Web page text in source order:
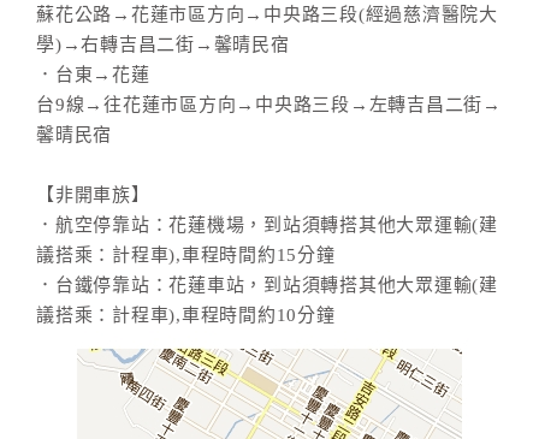
蘇花公路→花蓮市區方向→中央路三段(經過慈濟醫院大
學)→右轉吉昌二街→馨晴民宿
．台東→花蓮
台9線→往花蓮市區方向→中央路三段→左轉吉昌二街→
馨晴民宿
【非開車族】
．航空停靠站：花蓮機場，到站須轉搭其他大眾運輸(建
議搭乘：計程車),車程時間約15分鐘
．台鐵停靠站：花蓮車站，到站須轉搭其他大眾運輸(建
議搭乘：計程車),車程時間約10分鐘